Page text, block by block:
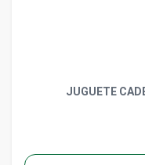
JUGUETE